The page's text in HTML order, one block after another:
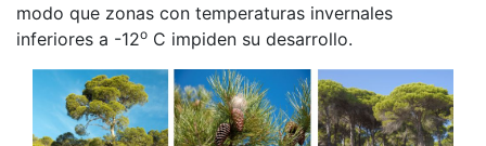
modo que zonas con temperaturas invernales
inferiores a -12o C impiden su desarrollo.